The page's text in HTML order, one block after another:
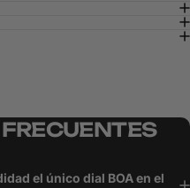
FRECUENTES
el único dial BOA en el